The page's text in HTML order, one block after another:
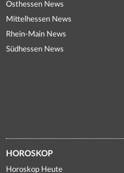
Osthessen News
Mittelhessen News
Rhein-Main News
Südhessen News
HOROSKOP
Horoskop Heute